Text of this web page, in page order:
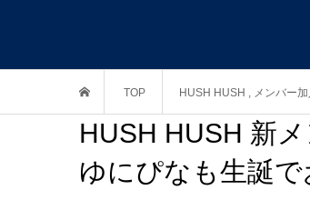
TOP HUSH HUSH , メンバー
HUSH HUSH 新
ゆにぴなも生誕で